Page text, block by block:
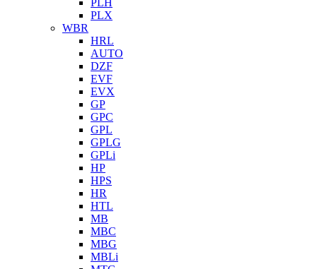
PLH
PLX
WBR
HRL
AUTO
DZF
EVF
EVX
GP
GPC
GPL
GPLG
GPLi
HP
HPS
HR
HTL
MB
MBC
MBG
MBLi